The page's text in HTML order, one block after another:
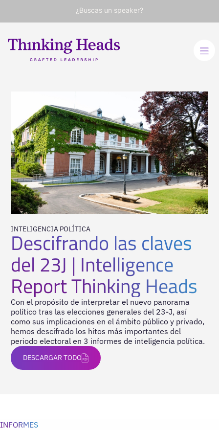
¿Buscas un speaker?
INTELIGENCIA POLÍTICA
Descifrando las claves
del 23J | Intelligence
Report Thinking Heads
Con el propósito de interpretar el nuevo panorama
político tras las elecciones generales del 23-J, así
como sus implicaciones en el ámbito público y privado,
hemos descifrado los hitos más importantes del
periodo electoral en 3 informes de inteligencia política.
DESCARGARTODO
INFORMES